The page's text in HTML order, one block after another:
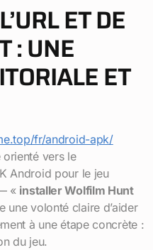
ET DE
: UNE
ET
fr/android-apk/
orienté vers le
Android pour le jeu
« installer Wolfilm Hunt
une volonté claire d’aider
à une étape concrète :
du jeu.